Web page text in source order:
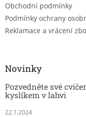
Obchodní podmínky
Podmínky ochrany
Reklamace a vrácení
Novinky
Pozvedněte své
kyslíkem v lahvi
22.1.2024